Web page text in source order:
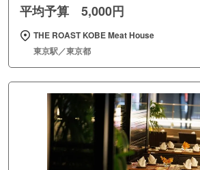
平均予算 5,000円
THE ROAST KOBE Meat House
東京駅／東京都